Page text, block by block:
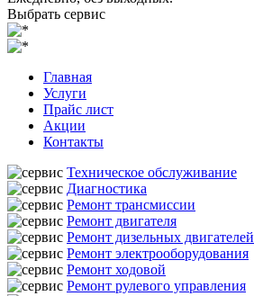
Выбрать сервис
Главная
Услуги
Прайс лист
Акции
Контакты
Техническое обслуживание
Диагностика
Ремонт трансмиссии
Ремонт двигателя
Ремонт дизельных двигателей
Ремонт электрооборудования
Ремонт ходовой
Ремонт рулевого управления